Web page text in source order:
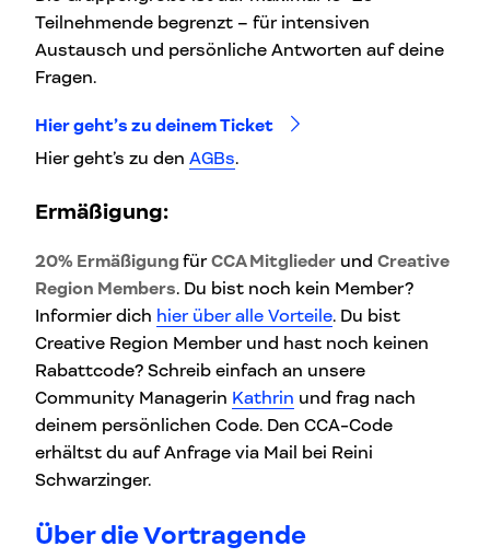
Teilnehmende begrenzt – für intensiven
Austausch und persönliche Antworten auf deine
Fragen.
Hier geht’s zu deinem Ticket
Hier geht’s zu den AGBs.
Ermäßigung:
20% Ermäßigung fürCCA Mitglieder und Creative
Region Members. Du bist noch kein Member?
Informier dich hier über alle Vorteile. Du bist
Creative Region Member und hast noch keinen
Rabattcode? Schreib einfach an unsere
Community Managerin Kathrin und frag nach
deinem persönlichen Code. Den CCA-Code
erhältst du auf Anfrage via Mail bei Reini
Schwarzinger.
Über die Vortragende